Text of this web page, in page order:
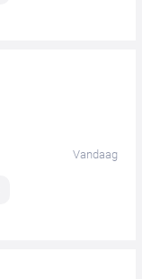
Vandaag